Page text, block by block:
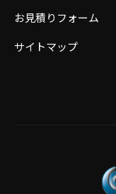
お見積りフォーム
サイトマップ